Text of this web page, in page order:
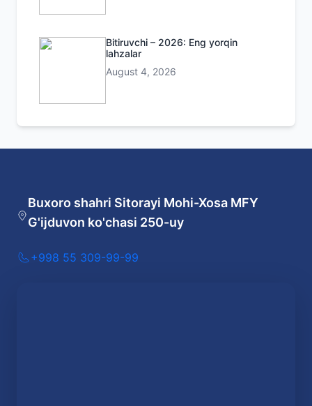
Bitiruvchi – 2026: Eng yorqin
lahzalar
August 4, 2026
Buxoro shahri Sitorayi Mohi-Xosa MFY
G'ijduvon ko'chasi 250-uy
+998 55 309-99-99